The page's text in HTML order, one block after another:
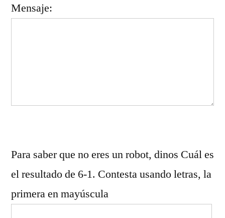
Mensaje:
Para saber que no eres un robot, dinos Cuál es
el resultado de 6-1. Contesta usando letras, la
primera en mayúscula